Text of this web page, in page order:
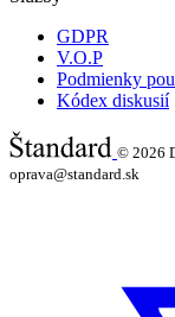
GDPR
V.O.P
Podmienky
Kódex diskusií
© 2026
oprava@standard.sk